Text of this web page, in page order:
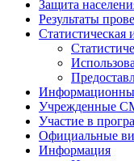
Защита
Результаты
Статистическая
Учрежденные
Участие в
Официальные
Информация